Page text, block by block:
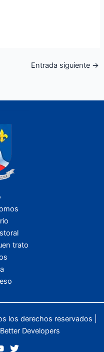
Entrada siguiente →
trato
los derechos reservados |
Developers